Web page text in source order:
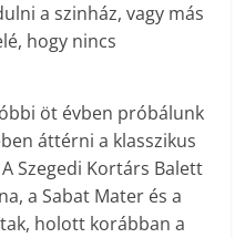
a szinház, vagy más
hogy nincs
öt évben próbálunk
áttérni a klasszikus
Szegedi Kortárs Balett
a Sabat Mater és a
holott korábban a